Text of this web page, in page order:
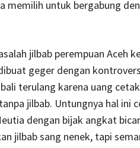
memilih untuk bergabung
jilbab perempuan Aceh
geger dengan
terulang karena uang
jilbab. Untungnya hal ini
dengan bijak angkat
jilbab sang nenek, tapi